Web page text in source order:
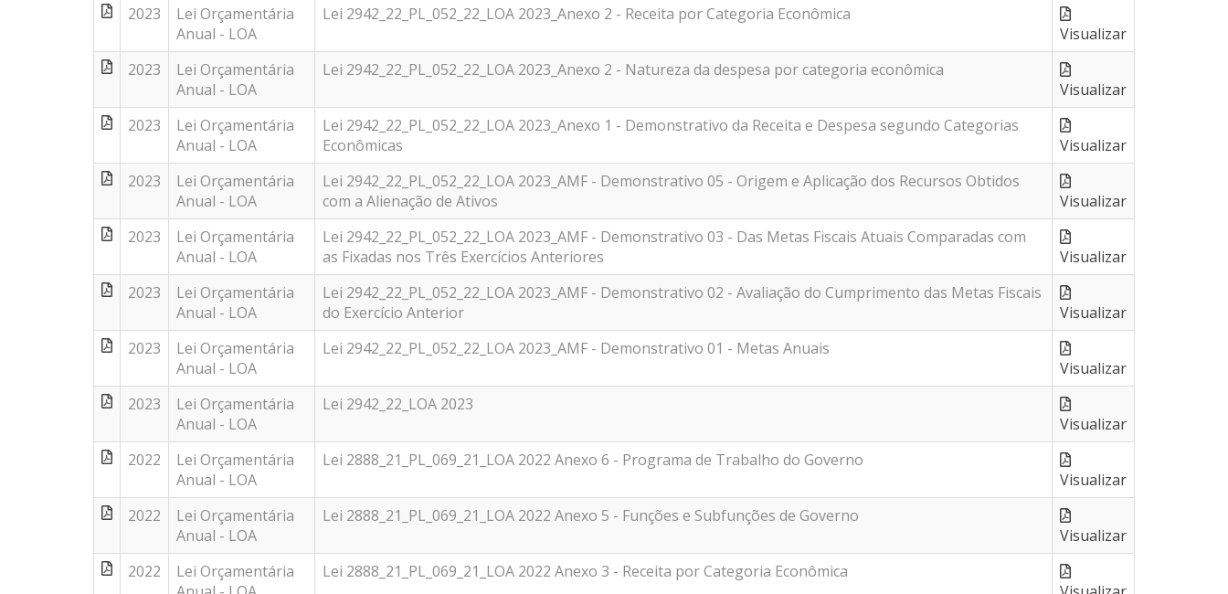
2023
Lei Orçamentária
Anual - LOA
Lei 2942_22_PL_052_22_LOA 2023_Anexo 2 - Receita por Categoria Econômica
Visualizar
2023
Lei Orçamentária
Anual - LOA
Lei 2942_22_PL_052_22_LOA 2023_Anexo 2 - Natureza da despesa por categoria econômica
Visualizar
2023
Lei Orçamentária
Anual - LOA
Lei 2942_22_PL_052_22_LOA 2023_Anexo 1 - Demonstrativo da Receita e Despesa segundo Categorias
Econômicas
Visualizar
2023
Lei Orçamentária
Anual - LOA
Lei 2942_22_PL_052_22_LOA 2023_AMF - Demonstrativo 05 - Origem e Aplicação dos Recursos Obtidos
com a Alienação de Ativos
Visualizar
2023
Lei Orçamentária
Anual - LOA
Lei 2942_22_PL_052_22_LOA 2023_AMF - Demonstrativo 03 - Das Metas Fiscais Atuais Comparadas com
as Fixadas nos Três Exercícios Anteriores
Visualizar
2023
Lei Orçamentária
Anual - LOA
Lei 2942_22_PL_052_22_LOA 2023_AMF - Demonstrativo 02 - Avaliação do Cumprimento das Metas Fiscais
do Exercício Anterior
Visualizar
2023
Lei Orçamentária
Anual - LOA
Lei 2942_22_PL_052_22_LOA 2023_AMF - Demonstrativo 01 - Metas Anuais
Visualizar
2023
Lei Orçamentária
Anual - LOA
Lei 2942_22_LOA 2023
Visualizar
2022
Lei Orçamentária
Anual - LOA
Lei 2888_21_PL_069_21_LOA 2022 Anexo 6 - Programa de Trabalho do Governo
Visualizar
2022
Lei Orçamentária
Anual - LOA
Lei 2888_21_PL_069_21_LOA 2022 Anexo 5 - Funções e Subfunções de Governo
Visualizar
2022
Lei Orçamentária
Lei 2888_21_PL_069_21_LOA 2022 Anexo 3 - Receita por Categoria Econômica